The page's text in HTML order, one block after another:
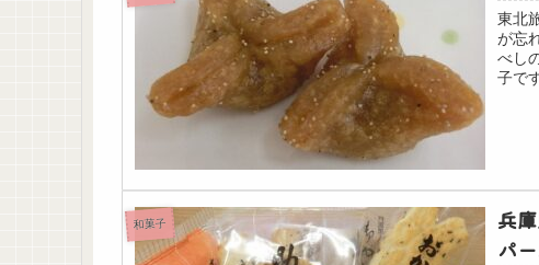
東北
が忘
べし
子で
和菓子
兵
パ